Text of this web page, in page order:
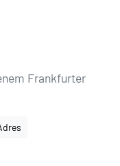
Frankfurter